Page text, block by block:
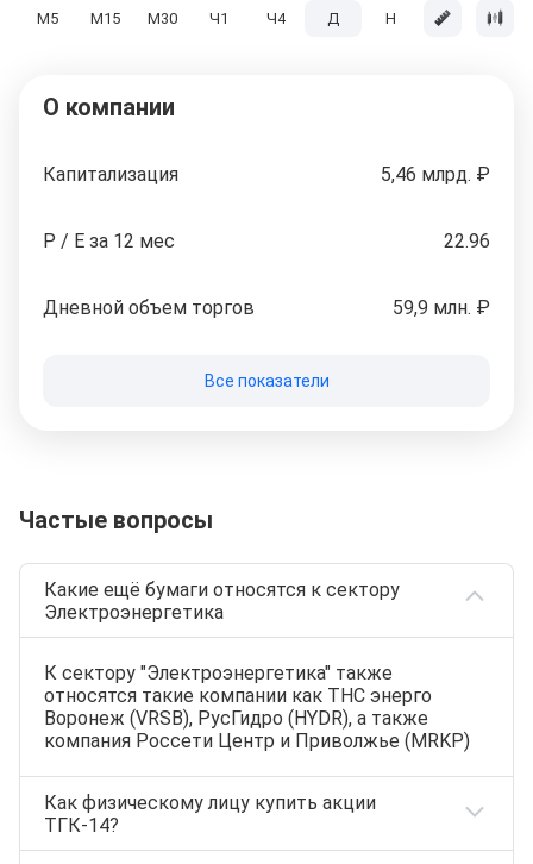
M5 M15 M30 Ч1 Ч4 Д H Мес
О компании
Капитализация 5,46 млрд. ₽
P / E за 12 мес 22.96
Дневной объем торгов 59,9 млн. ₽
Все показатели
Частые вопросы
Какие ещё бумаги относятся к сектору
Электроэнергетика
К сектору "Электроэнергетика" также
относятся такие компании как ТНС энерго
Воронеж (VRSB), РусГидро (HYDR), а также
компания Россети Центр и Приволжье (MRKP)
Как физическому лицу купить акции
ТГК-14?